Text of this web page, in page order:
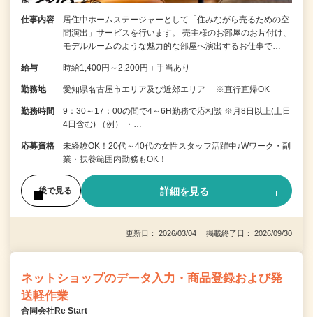
仕事内容
居住中ホームステージャーとして「住みながら売るための空
間演出」サービスを行います。 売主様のお部屋のお片付け、
モデルルームのような魅力的な部屋へ演出するお仕事で…
給与 時給1,400円～2,200円＋手当あり
勤務地 愛知県名古屋市エリア及び近郊エリア ※直行直帰OK
勤務時間
9：30～17：00の間で4～6H勤務で応相談 ※月8日以上(土日
4日含む) （例） ・…
応募資格
未経験OK！20代～40代の女性スタッフ活躍中♪Wワーク・副
業・扶養範囲内勤務もOK！
後で見る 詳細を見る
更新日： 2026/03/04 掲載終了日： 2026/09/30
ネットショップのデータ入力・商品登録および発
送軽作業
合同会社Re Start